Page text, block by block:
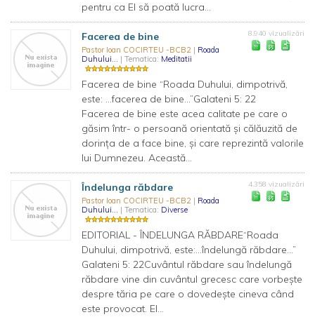
pentru ca El să poată lucra...
Facerea de bine
Pastor Ioan COCIRTEU -BCB2 | Roada
Duhului... | Tematica: Meditatii
8.940 vizualizări
Facerea de bine “Roada Duhului, dimpotrivă,
este: …facerea de bine...”Galateni 5: 22
Facerea de bine este acea calitate pe care o
găsim într- o persoană orientată şi călăuzită de
dorinţa de a face bine, şi care reprezintă valorile
lui Dumnezeu. Această...
Îndelunga răbdare
Pastor Ioan COCIRTEU -BCB2 | Roada
Duhului... | Tematica: Diverse
4.358 vizualizări
EDITORIAL - ÎNDELUNGA RĂBDARE“Roada
Duhului, dimpotrivă, este:…îndelungă răbdare…”
Galateni 5: 22Cuvântul răbdare sau îndelungă
răbdare vine din cuvântul grecesc care vorbeşte
despre tăria pe care o dovedeşte cineva când
este provocat. El...